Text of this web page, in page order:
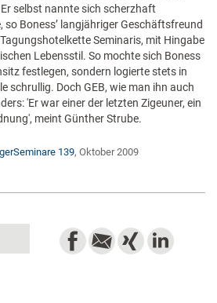
selbst nannte sich scherzhaft
so Boness’ langjähriger Geschäftsfreund
Seminaris, mit Hingabe
Lebensstil. So mochte sich Boness
festlegen, sondern logierte stets in
schrullig. Doch GEB, wie man ihn auch
'Er war einer der letzten Zigeuner, ein
meint Günther Strube.
139, Oktober 2009